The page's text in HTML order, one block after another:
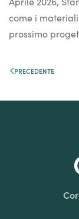
come i
prossimo
PRECEDENTE